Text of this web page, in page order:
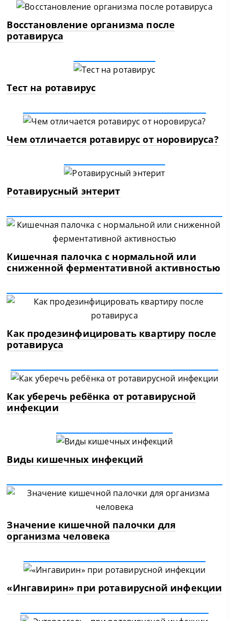
Восстановление организма после
ротавируса
Тест на ротавирус
Чем отличается ротавирус от норовируса?
Ротавирусный энтерит
Кишечная палочка с нормальной или
сниженной ферментативной активностью
Как продезинфицировать квартиру после
ротавируса
Как уберечь ребёнка от ротавирусной
инфекции
Виды кишечных инфекций
Значение кишечной палочки для
организма человека
«Ингавирин» при ротавирусной инфекции